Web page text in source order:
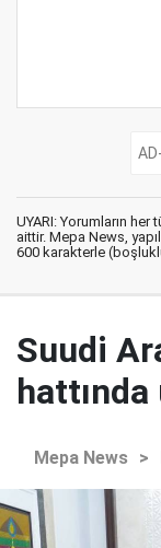
UYARI: Yorumların
aittir. Mepa News,
600 karakterle
Suudi
Mepa News >